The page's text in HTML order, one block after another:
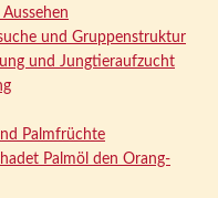
und Gruppenstruktur
und Jungtieraufzucht
Palmfrüchte
Palmöl den Orang-